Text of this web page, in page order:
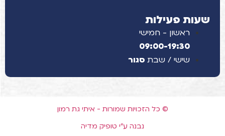
שעות פעילות
ראשון - חמישי
09:00-19:30
שישי / שבת סגור
© כל הזכויות שמורות - איתי גת רמון
נבנה ע"י טופיק מדיה